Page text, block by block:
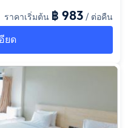
าให้กิน ข้าวต้มอร่อย”
ราคาเริ่มต้น ฿ 983 / ต่อคืน
ยด